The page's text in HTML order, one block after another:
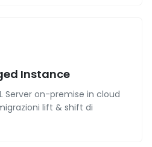
Instance
Server on-premise in cloud
lift & shift di